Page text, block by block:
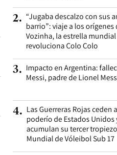
2. “Jugaba descalzo con sus
barrio”: viaje a los orígenes
Vozinha, la estrella
revoluciona Colo Colo
3. Impacto en Argentina:
Messi, padre de Lionel
4. Las Guerreras Rojas ceden
poderío de Estados Unidos
acumulan su tercer
Mundial de Vóleibol Sub 17